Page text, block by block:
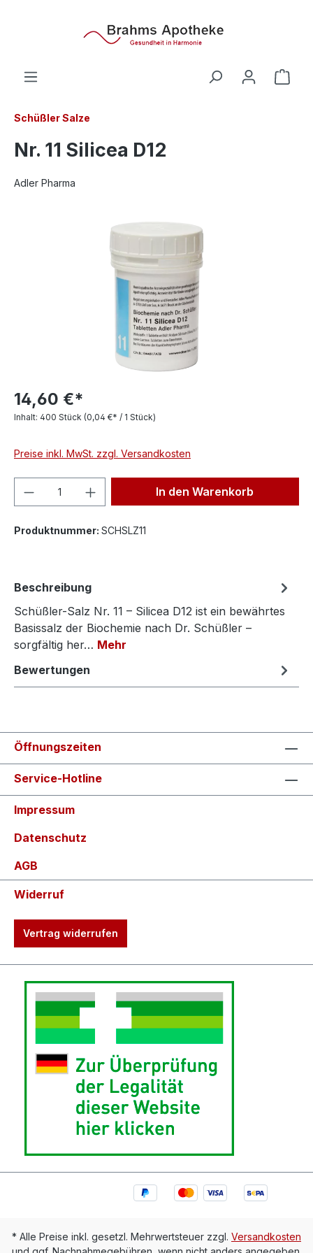
Schüßler Salze
Nr. 11 Silicea D12
Adler Pharma
Bildergalerie überspringen
14,60 €*
Inhalt: 400 Stück (0,04 €* / 1 Stück)
Preise inkl. MwSt. zzgl. Versandkosten
Produkt Anzahl: Gib denIn den Warenkorb
Produktnummer: SCHSLZ11
Beschreibung
Schüßler-Salz Nr. 11 – Silicea D12 ist ein bewährtes
Basissalz der Biochemie nach Dr. Schüßler –
sorgfältig her… Mehr
Bewertungen
Öffnungszeiten
Service-Hotline
Impressum
Datenschutz
AGB
Widerruf
Vertrag widerrufen
* Alle Preise inkl. gesetzl. Mehrwertsteuer zzgl. Versandkosten